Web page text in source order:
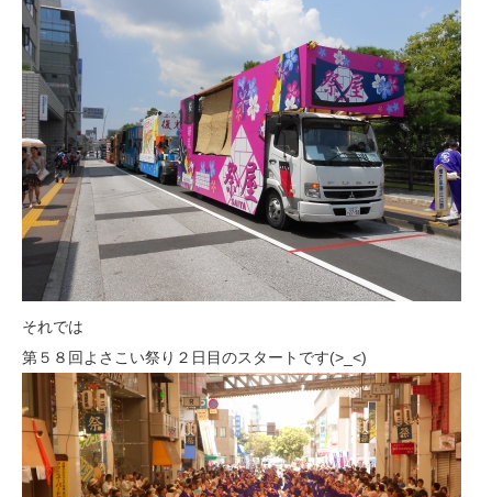
それでは
第５８回よさこい祭り２日目のスタートです(>_<)